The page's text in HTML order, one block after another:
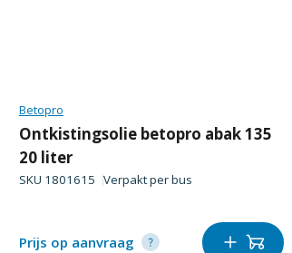
Betopro
Ontkistingsolie betopro abak 135
20 liter
SKU 1801615 Verpakt perbus
Prijs op aanvraag